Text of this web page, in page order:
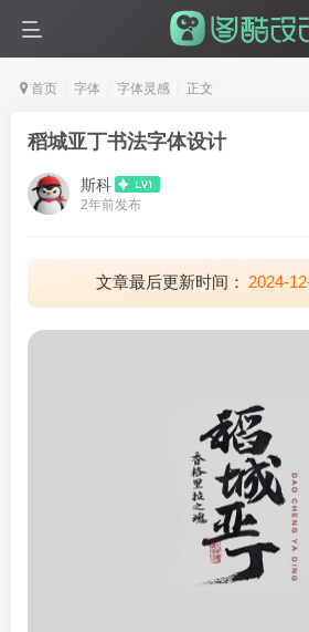
首页 字体 字体灵感 正文
稻城亚丁书法字体设计
斯科
2年前发布
文章最后更新时间： 2024-